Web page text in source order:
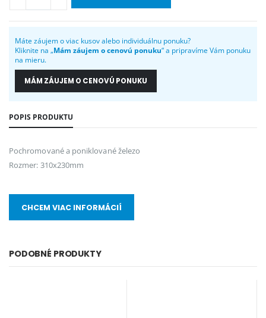
Máte záujem o viac kusov alebo individuálnu ponuku?
Kliknite na „Mám záujem o cenovú ponuku“ a pripravíme Vám ponuku
na mieru.
MÁM ZÁUJEM O CENOVÚ PONUKU
POPIS PRODUKTU
Pochromované a poniklované železo
Rozmer: 310x230mm
CHCEM VIAC INFORMÁCIÍ
PODOBNÉ PRODUKTY